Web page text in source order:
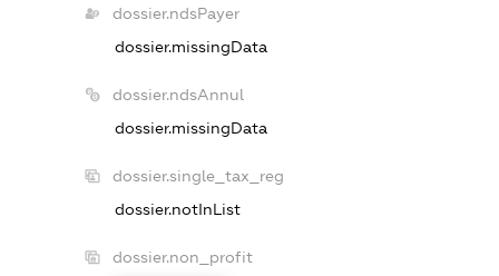
dossier.ndsPayer
dossier.missingData
dossier.ndsAnnul
dossier.missingData
dossier.single_tax_reg
dossier.notInList
dossier.non_profit